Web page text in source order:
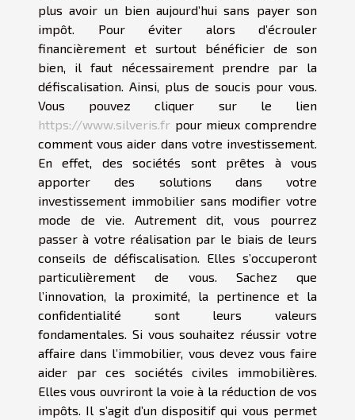
plus avoir un bien aujourd’hui sans payer son
impôt. Pour éviter alors d’écrouler
financièrement et surtout bénéficier de son
bien, il faut nécessairement prendre par la
défiscalisation. Ainsi, plus de soucis pour vous.
Vous pouvez cliquer sur le lien
https://www.silveris.fr pour mieux comprendre
comment vous aider dans votre investissement.
En effet, des sociétés sont prêtes à vous
apporter des solutions dans votre
investissement immobilier sans modifier votre
mode de vie. Autrement dit, vous pourrez
passer à votre réalisation par le biais de leurs
conseils de défiscalisation. Elles s’occuperont
particulièrement de vous. Sachez que
l’innovation, la proximité, la pertinence et la
confidentialité sont leurs valeurs
fondamentales. Si vous souhaitez réussir votre
affaire dans l’immobilier, vous devez vous faire
aider par ces sociétés civiles immobilières.
Elles vous ouvriront la voie à la réduction de vos
impôts. Il s’agit d’un dispositif qui vous permet